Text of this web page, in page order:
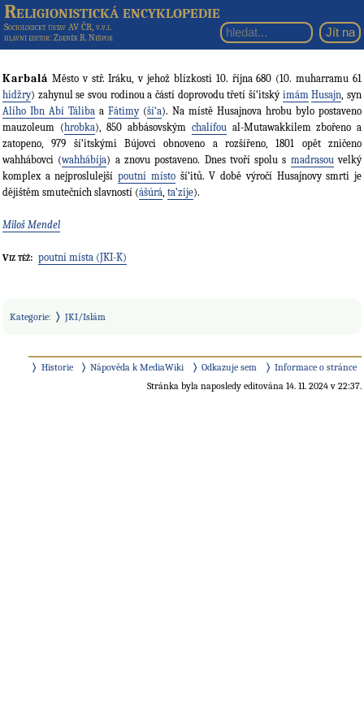
Religionistická encyklopedie
Sociologický ústav AV ČR, v.v.i.
hlavní editor: Zdeněk R. Nešpor
Karbalá Město v stř. Iráku, v jehož blízkosti 10. října 680 (10. muharramu 61
hidžry) zahynul se svou rodinou a částí doprovodu třetí ší‘itský imám Husajn, syn
Alího Ibn Abí Táliba a Fátimy(ší‘a). Na místě Husajnova hrobu bylo postaveno
mauzoleum (hrobka), 850 abbásovským chalífoual-Mutawakkilem zbořeno a
zatopeno, 979 ší‘itskými Bújovci obnoveno a rozšířeno, 1801 opět zničeno
wahhábovci (wahhábíja) a znovu postaveno. Dnes tvoří spolu s madrasouvelký
komplex a nejproslulejšípoutní místoší‘itů. V době výročí Husajnovy smrti je
dějištěm smutečních slavností (ášúrá, ta‘zije).
Miloš Mendel
Viz též: poutní místa (JKI-K)
Kategorie: JKI/Islám
Historie Nápověda k MediaWiki Odkazuje sem
Informace o stránce
Stránka byla naposledy editována 14. 11. 2024 v 22:37.